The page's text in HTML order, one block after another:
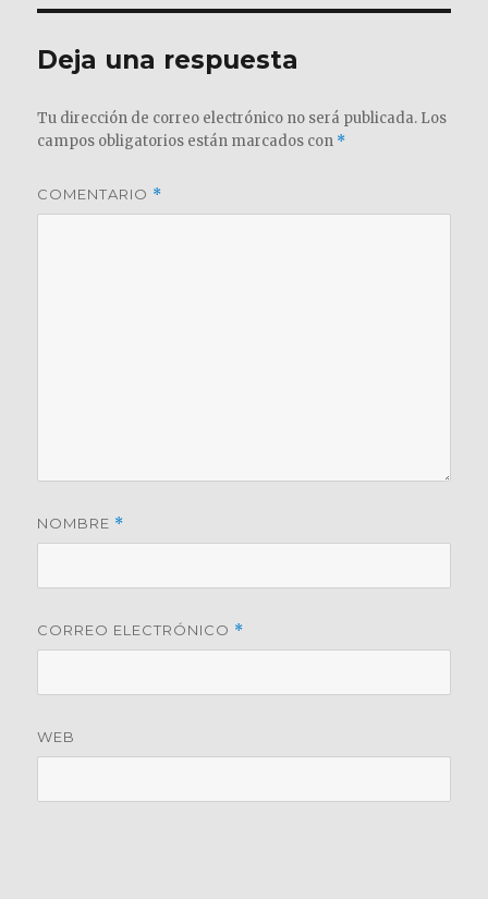
Deja una respuesta
Tu dirección de correo electrónico no será publicada. Los
campos obligatorios están marcados con *
COMENTARIO *
NOMBRE *
CORREO ELECTRÓNICO *
WEB